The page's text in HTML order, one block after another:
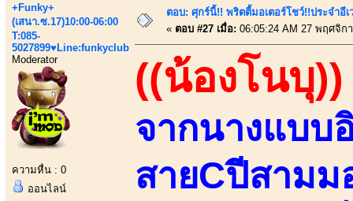
+Funky+
(เสนา.ซ.17)10:00-06:00
T:085-
5027899♥Line:funkyclub
Moderator
ความหื่น : 0
ออนไลน์
ตอบ: ศุกร์นี้!! พริตตี้มอเตอร์โชว์!!ประจำอี
« ตอบ #27 เมื่อ: 06:05:24 AM 27 พฤศจิก
((น้องโนบุ))
จากนางแบบ
สายCปีสาม